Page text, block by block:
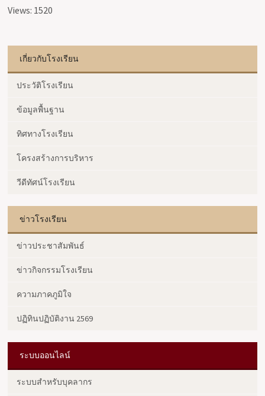
Views: 1520
เกี่ยวกับโรงเรียน
ประวัติโรงเรียน
ข้อมูลพื้นฐาน
ทิศทางโรงเรียน
โครงสร้างการบริหาร
วีดีทัศน์โรงเรียน
ข่าวโรงเรียน
ข่าวประชาสัมพันธ์
ข่าวกิจกรรมโรงเรียน
ความภาคภูมิใจ
ปฏิทินปฏิบัติงาน 2569
ระบบออนไลน์
ระบบสำหรับบุคลากร